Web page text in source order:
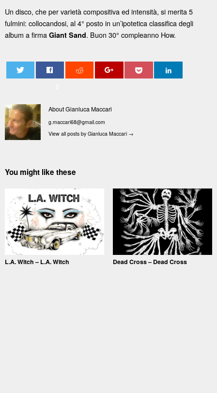
Un disco, che per varietà compositiva ed intensità, si merita 5
fulmini: collocandosi, al 4° posto in un’ipotetica classifica degli
album a firma Giant Sand. Buon 30° compleanno How.
About Gianluca Maccari
g.maccari68@gmail.com
View all posts by Gianluca Maccari →
You might like these
L.A. Witch – L.A. Witch Dead Cross – Dead Cross